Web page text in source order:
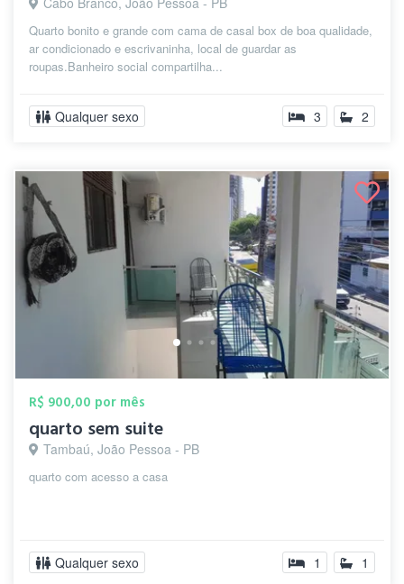
Quarto bonito e grande com cama de casal box de boa qualidade,
ar condicionado e escrivaninha, local de guardar as
roupas.Banheiro social compartilha...
Qualquer sexo 3 2
R$ 900,00 por mês
quarto sem suite
Tambaú, João Pessoa - PB
quarto com acesso a casa
Qualquer sexo 1 1